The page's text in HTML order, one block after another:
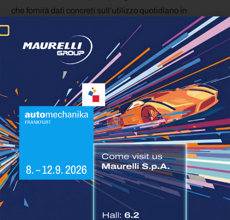
che fornirà dati concreti sull’utilizzo quotidiano in
contesto urbano. I risultati di questa fase alimenteranno
lo sviluppo delle versioni di serie, con l’obiettivo di
trasferire le soluzioni più mature, in termini di materiali e
processi produttivi, all’interno della catena di fornitura
standard di Daimler Truck.
Per i comuni e le aziende di gestione dei rifiuti, il
reECONIC rappresenta un segnale chiaro: la transizione
verso flotte a emissioni zero non riguarda solo la
motorizzazione, ma può estendersi all’intera impronta
ambientale del veicolo, dall’approvvigionamento delle
materie prime fino allo smaltimento. In un contesto in cui
la normativa europea sulle emissioni CO₂ dei veicoli
pesanti impone obiettivi sempre più ambiziosi, e in cui la